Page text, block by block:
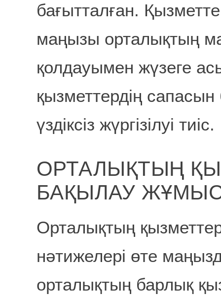
бағытталған.
маңызы орталықтың
қолдауымен жүзеге
қызметтердің
үздіксіз жүргізілуі тиіс.
ОРТАЛЫҚТЫҢ
БАҚЫЛАУ
Орталықтың
нәтижелері өте
орталықтың барлық